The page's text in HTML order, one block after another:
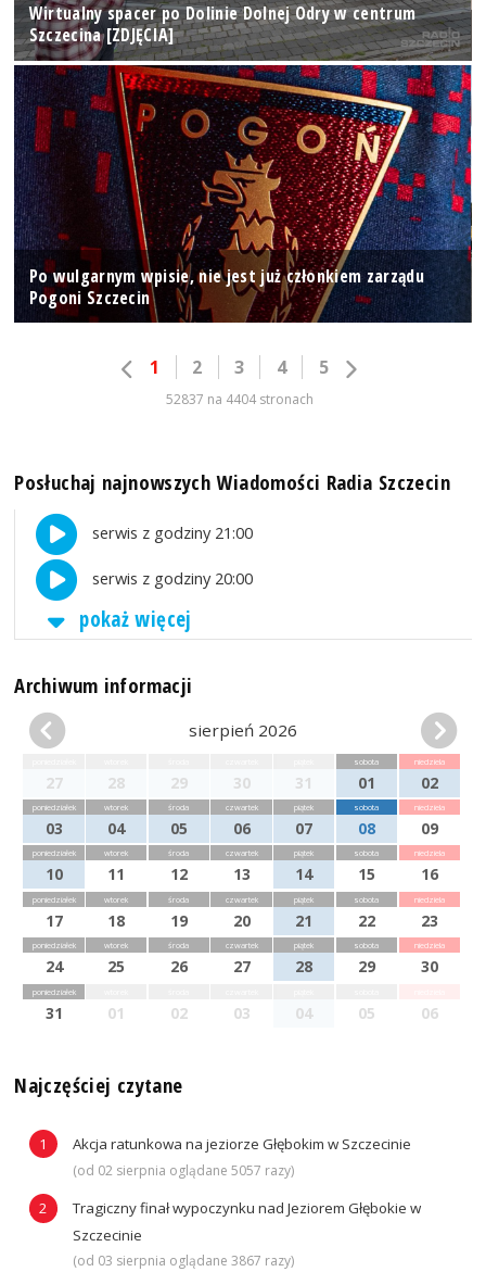
Wirtualny spacer po Dolinie Dolnej Odry w centrum
Szczecina [ZDJĘCIA]
Po wulgarnym wpisie, nie jest już członkiem zarządu
Pogoni Szczecin
1 2 3 4 5
52837 na 4404 stronach
Posłuchaj najnowszych Wiadomości Radia Szczecin
serwis z godziny 21:00
serwis z godziny 20:00
pokaż więcej
Archiwum informacji
sierpień 2026
27 28 29 30 31
sobota
01
niedziela
02
poniedziałek
03
wtorek
04
środa
05
czwartek
06
piątek
07
sobota
08
niedziela
09
poniedziałek
10
wtorek
11
środa
12
czwartek
13
piątek
14
sobota
15
niedziela
16
poniedziałek
17
wtorek
18
środa
19
czwartek
20
piątek
21
sobota
22
niedziela
23
poniedziałek
24
wtorek
25
środa
26
czwartek
27
piątek
28
sobota
29
niedziela
30
poniedziałek
31 01 02 03 04 05 06
Najczęściej czytane
Akcja ratunkowa na jeziorze Głębokim w Szczecinie
(od 02 sierpnia oglądane 5057 razy)
Tragiczny finał wypoczynku nad Jeziorem Głębokie w
Szczecinie
(od 03 sierpnia oglądane 3867 razy)